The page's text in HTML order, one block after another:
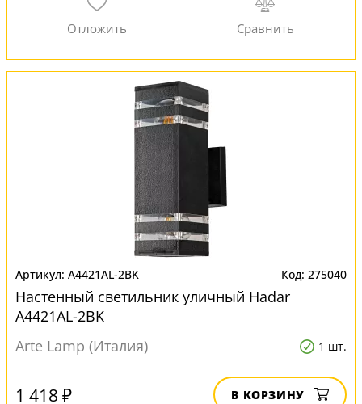
A4421AL-2BK 275040
Настенный светильник уличный Hadar
A4421AL-2BK
Arte Lamp (Италия)
1 шт.
1 418 ₽ В КОРЗИНУ